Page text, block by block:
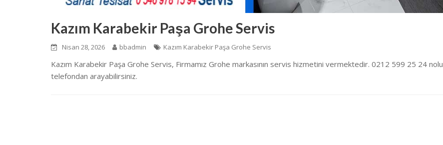
Kazım Karabekir Paşa Grohe Servis
Nisan 28, 2026 bbadmin Kazım Karabekir Paşa Grohe Servis
Kazım Karabekir Paşa Grohe Servis, Firmamız Grohe markasının servis hizmetini vermektedir. 0212 599 25 24 nolu
telefondan arayabilirsiniz.